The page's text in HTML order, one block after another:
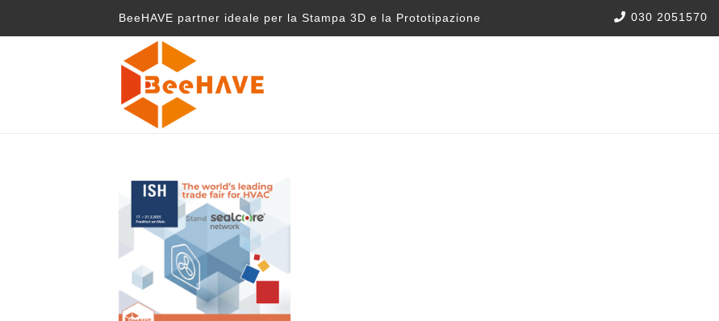
BeeHAVE partner ideale per la Stampa 3D e la Prototipazione 030 2051570